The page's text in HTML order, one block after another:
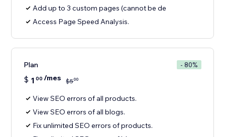
Add up to 3 custom pages (cannot be de
Access Page Speed Analysis.
Plan - 80%
$ 1 00 /mes $500
View SEO errors of all products.
View SEO errors of all blogs.
Fix unlimited SEO errors of products.